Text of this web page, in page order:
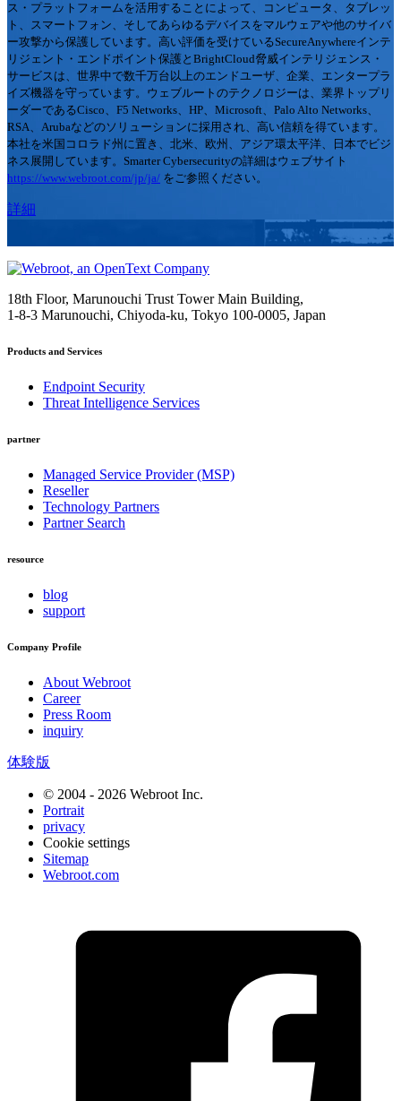
ス・プラットフォームを活用することによって、コンピュータ、タブレッ
ト、スマートフォン、そしてあらゆるデバイスをマルウェアや他のサイバ
ー攻撃から保護しています。高い評価を受けているSecureAnywhereインテ
リジェント・エンドポイント保護とBrightCloud脅威インテリジェンス・
サービスは、世界中で数千万台以上のエンドユーザ、企業、エンタープラ
イズ機器を守っています。ウェブルートのテクノロジーは、業界トップリ
ーダーであるCisco、F5 Networks、HP、Microsoft、Palo Alto Networks、
RSA、Arubaなどのソリューションに採用され、高い信頼を得ています。
本社を米国コロラド州に置き、北米、欧州、アジア環太平洋、日本でビジ
ネス展開しています。Smarter Cybersecurityの詳細はウェブサイト
https://www.webroot.com/jp/ja/ をご参照ください。
詳細
18th Floor, Marunouchi Trust Tower Main Building,
1-8-3 Marunouchi, Chiyoda-ku, Tokyo 100-0005, Japan
Products and Services
Endpoint Security
Threat Intelligence Services
partner
Managed Service Provider (MSP)
Reseller
Technology Partners
Partner Search
resource
blog
support
Company Profile
About Webroot
Career
Press Room
inquiry
体験版
© 2004 - 2026 Webroot Inc.
Portrait
privacy
Cookie settings
Sitemap
Webroot.com